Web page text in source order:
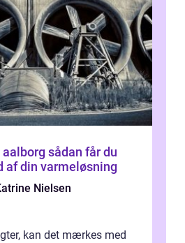
får du
af din varmeløsning
Nielsen
kan det mærkes med